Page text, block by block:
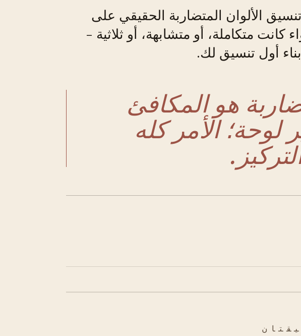
الألوان المتضاربة الحقيقي على
كانت متكاملة، أو متشابهة، أو ثلاثية -
أول تنسيق لك.
هو المكافئ
لوحة؛ الأمر كله